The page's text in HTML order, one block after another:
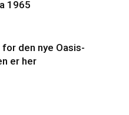
1965
den nye Oasis-
er her